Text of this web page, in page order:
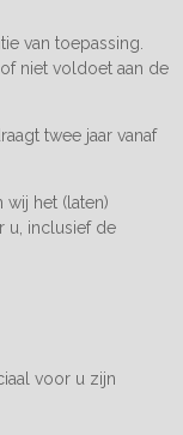
van toepassing.
niet voldoet aan de
twee jaar vanaf
het (laten)
u, inclusief de
voor u zijn